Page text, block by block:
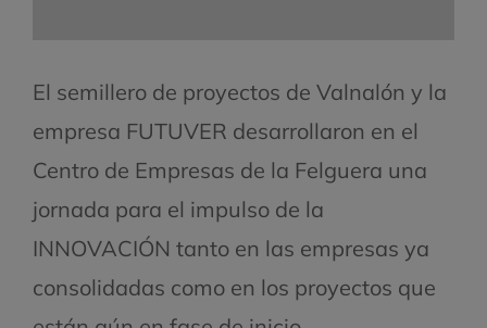
El semillero de proyectos de Valnalón y la
empresa FUTUVER desarrollaron en el
Centro de Empresas de la Felguera una
jornada para el impulso de la
INNOVACIÓN tanto en las empresas ya
consolidadas como en los proyectos que